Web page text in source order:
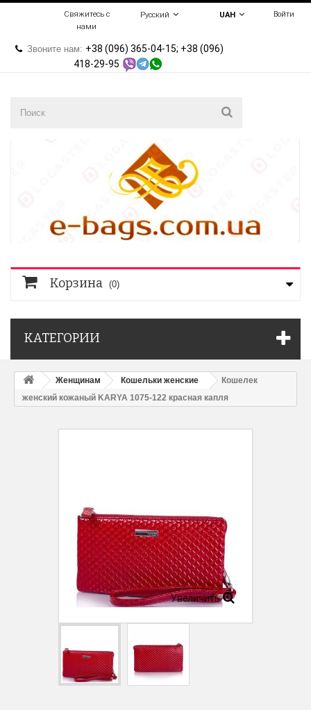
Войти
UAH
Русский
Свяжитесь с
нами
Звоните нам: +38 (096) 365-04-15; +38 (096)
418-29-95
Корзина (0)
КАТЕГОРИИ
Женщинам Кошельки женские
Кошелек
женский кожаный KARYA 1075-122 красная капля
Увеличить